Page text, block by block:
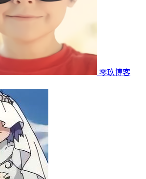
零玖博客